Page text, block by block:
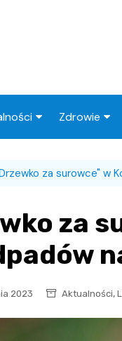
policyjna
Zdrowie
Szpital
Sklepy
za surowce" w
za
2023 Aktualności,